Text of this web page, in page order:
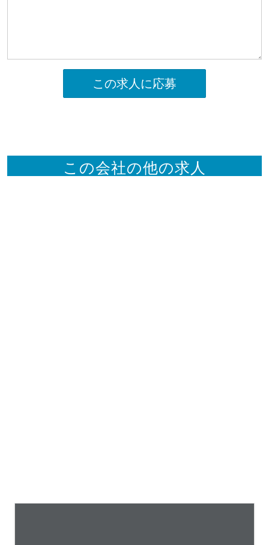
この求人に応募
この会社の他の求人